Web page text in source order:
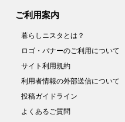
ご利用案内
暮らしニスタとは？
ロゴ・バナーのご利用について
サイト利用規約
利用者情報の外部送信について
投稿ガイドライン
よくあるご質問